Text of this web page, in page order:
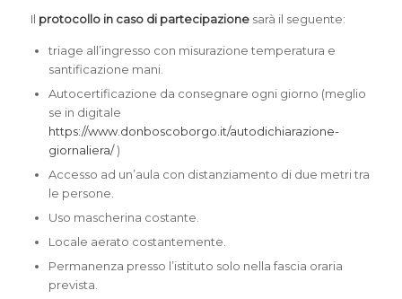
Il protocollo in caso di partecipazionesarà il seguente:
triage all’ingresso con misurazione temperatura e
santificazione mani.
Autocertificazione da consegnare ogni giorno (meglio
se in digitale
https://www.donboscoborgo.it/autodichiarazione-
giornaliera/)
Accesso ad un’aula con distanziamento di due metri tra
le persone.
Uso mascherina costante.
Locale aerato costantemente.
Permanenza presso l’istituto solo nella fascia oraria
prevista.